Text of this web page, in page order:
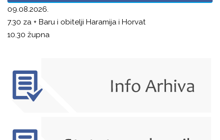
09.08.2026.
7.30 za + Baru i obitelji Haramija i Horvat
10.30 župna